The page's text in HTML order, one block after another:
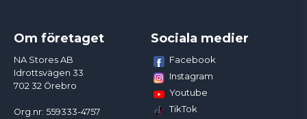
Om företaget
NA Stores AB
Idrottsvägen 33
702 32 Örebro
Org.nr: 559333-4757
Sociala medier
Facebook
Instagram
Youtube
TikTok